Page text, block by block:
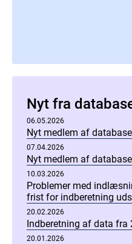
Nyt fra
06.05.2026
Nyt medlem af
07.04.2026
Nyt medlem af
10.03.2026
Problemer med
frist for indberetning
20.02.2026
Indberetning af data fra
20.01.2026